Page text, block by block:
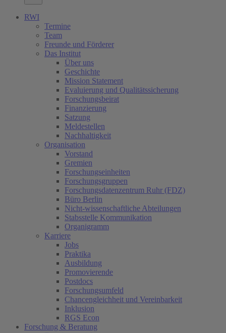
RWI
Termine
Team
Freunde und Förderer
Das Institut
Über uns
Geschichte
Mission Statement
Evaluierung und Qualitätssicherung
Forschungsbeirat
Finanzierung
Satzung
Meldestellen
Nachhaltigkeit
Organisation
Vorstand
Gremien
Forschungseinheiten
Forschungsgruppen
Forschungsdatenzentrum Ruhr (FDZ)
Büro Berlin
Nicht-wissenschaftliche Abteilungen
Stabsstelle Kommunikation
Organigramm
Karriere
Jobs
Praktika
Ausbildung
Promovierende
Postdocs
Forschungsumfeld
Chancengleichheit und Vereinbarkeit
Inklusion
RGS Econ
Forschung & Beratung